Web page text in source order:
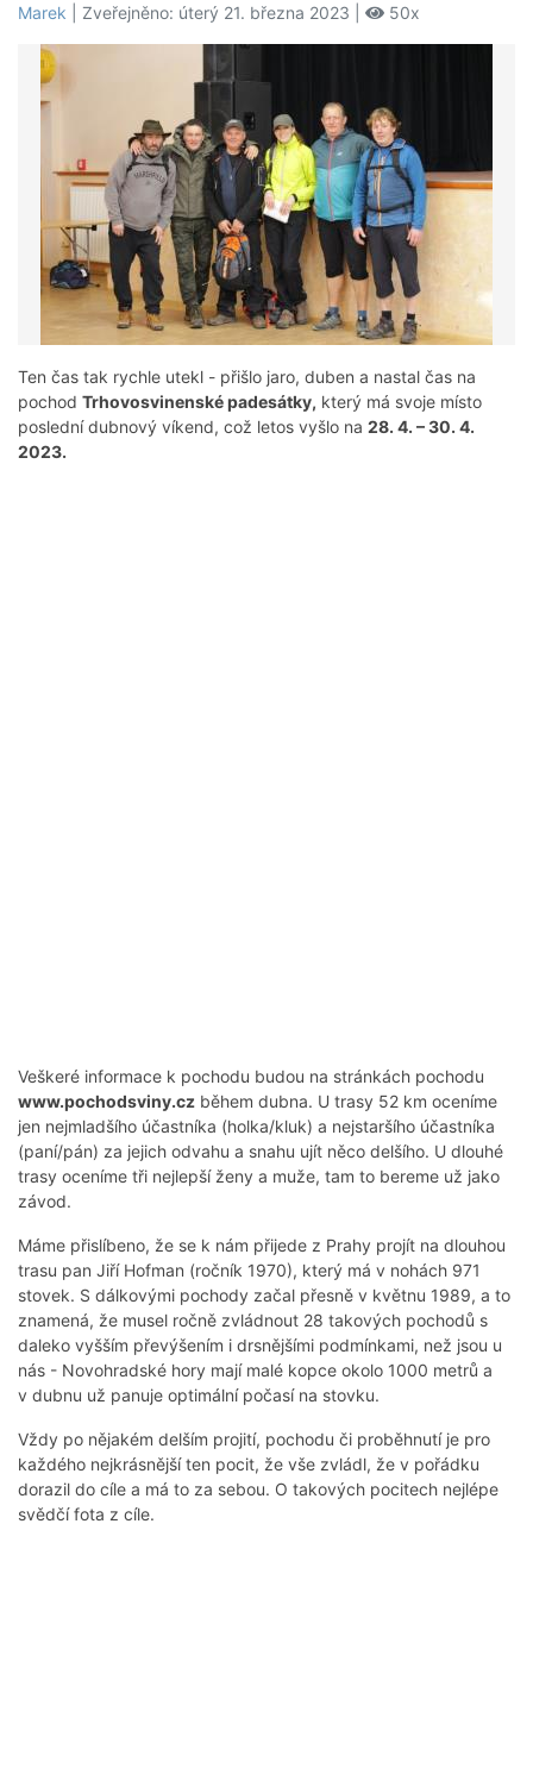
Marek | Zveřejněno: úterý 21. března 2023 | 50x
Ten čas tak rychle utekl - přišlo jaro, duben a nastal čas na
pochod Trhovosvinenské padesátky, který má svoje místo
poslední dubnový víkend, což letos vyšlo na 28. 4. – 30. 4.
2023.
Veškeré informace k pochodu budou na stránkách pochodu
www.pochodsviny.cz během dubna. U trasy 52 km oceníme
jen nejmladšího účastníka (holka/kluk) a nejstaršího účastníka
(paní/pán) za jejich odvahu a snahu ujít něco delšího. U dlouhé
trasy oceníme tři nejlepší ženy a muže, tam to bereme už jako
závod.
Máme přislíbeno, že se k nám přijede z Prahy projít na dlouhou
trasu pan Jiří Hofman (ročník 1970), který má v nohách 971
stovek. S dálkovými pochody začal přesně v květnu 1989, a to
znamená, že musel ročně zvládnout 28 takových pochodů s
daleko vyšším převýšením i drsnějšími podmínkami, než jsou u
nás - Novohradské hory mají malé kopce okolo 1000 metrů a
v dubnu už panuje optimální počasí na stovku.
Vždy po nějakém delším projití, pochodu či proběhnutí je pro
každého nejkrásnější ten pocit, že vše zvládl, že v pořádku
dorazil do cíle a má to za sebou. O takových pocitech nejlépe
svědčí fota z cíle.